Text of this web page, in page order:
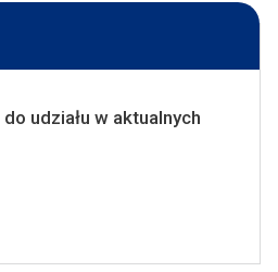
udziału w aktualnych